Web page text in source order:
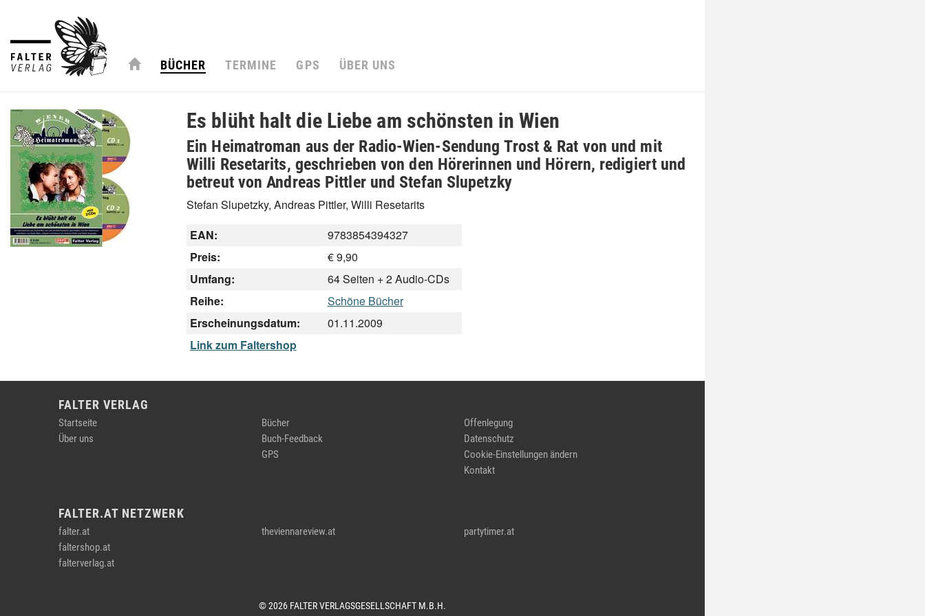
BÜCHER TERMINE GPS ÜBER UNS
Es blüht halt die Liebe am schönsten in Wien
Ein Heimatroman aus der Radio-Wien-Sendung Trost & Rat von und mit
Willi Resetarits, geschrieben von den Hörerinnen und Hörern, redigiert und
betreut von Andreas Pittler und Stefan Slupetzky
Stefan Slupetzky, Andreas Pittler, Willi Resetarits
EAN:
9783854394327
Preis:
€ 9,90
Umfang:
64 Seiten + 2 Audio-CDs
Reihe:
Schöne Bücher
Erscheinungsdatum:
01.11.2009
Link zum Faltershop
FALTER VERLAG
Startseite
Über uns
Bücher
Buch-Feedback
GPS
Offenlegung
Datenschutz
Cookie-Einstellungen ändern
Kontakt
FALTER.AT NETZWERK
falter.at
faltershop.at
falterverlag.at
theviennareview.at partytimer.at
© 2026 FALTER VERLAGSGESELLSCHAFT M.B.H.